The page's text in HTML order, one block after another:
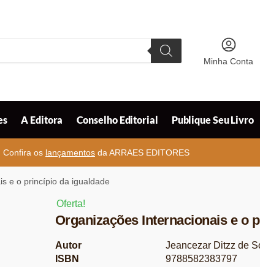
Minha Conta
A Editora Conselho Editorial Publique Seu Livro
Confira os lançamentos da ARRAES EDITORES
e o princípio da igualdade
Oferta!
Organizações Internacionais e o
Autor
Jeancezar Ditzz de
ISBN
9788582383797